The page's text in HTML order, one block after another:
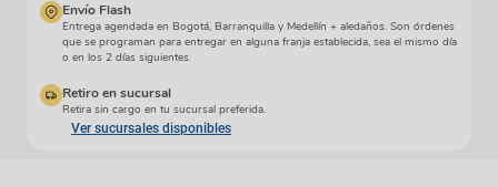
Envío Flash
Entrega agendada en Bogotá, Barranquilla y Medellín + aledaños. Son órdenes
que se programan para entregar en alguna franja establecida, sea el mismo día
o en los 2 días siguientes.
Retiro en sucursal
Retira sin cargo en tu sucursal preferida.
Ver sucursales disponibles